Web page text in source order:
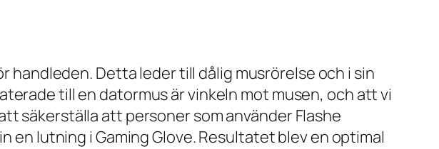
handleden. Detta leder till dålig musrörelse och i sin
till en datormus är vinkeln mot musen, och att vi
säkerställa att personer som använder Flashe
en lutning i Gaming Glove. Resultatet blev en optimal